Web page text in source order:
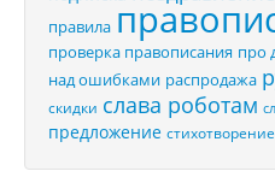
правила
проверка правописания про
над ошибками распродажа
скидки слава роботам
предложение стихотворение